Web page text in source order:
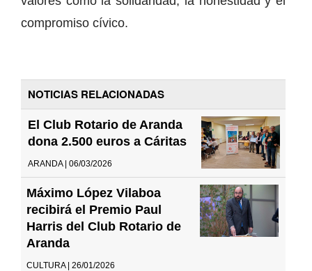
compromiso cívico.
NOTICIAS RELACIONADAS
El Club Rotario de Aranda
dona 2.500 euros a Cáritas
ARANDA | 06/03/2026
Máximo López Vilaboa
recibirá el Premio Paul
Harris del Club Rotario de
Aranda
CULTURA | 26/01/2026